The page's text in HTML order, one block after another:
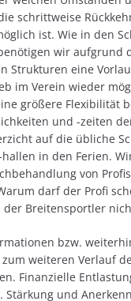
schrittweise
ist. Wie in den
wir aufgrund
Strukturen eine
im Verein wieder
größere Flexibilität
und -zeiten
auf die übliche
in den Ferien.
von
darf der Profi
Breitensportler
bzw.
weiteren Verlauf
Finanzielle
Stärkung und